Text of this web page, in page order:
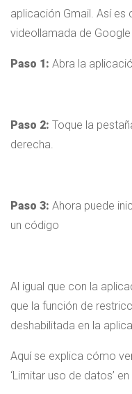
aplicación Gmail. Así es
videollamada de
Paso 1: Abra la
Paso 2: Toque la
derecha.
Paso 3: Ahora puede
un código
Al igual que con la
que la función de
deshabilitada en la
Aquí se explica cómo
‘Limitar uso de datos’